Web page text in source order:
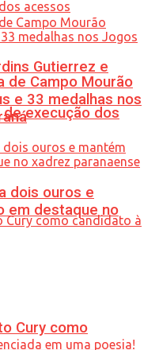
Gutierrez e
execução dos
Cury como
de Campo Mourão
e 33 medalhas nos
dois ouros e
em destaque no